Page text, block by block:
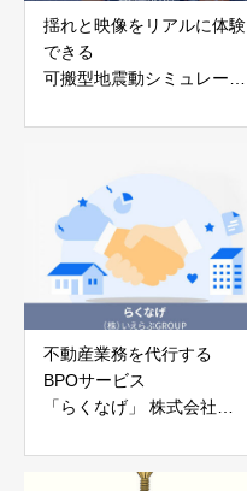
揺れと映像をリアルに体験
できる
可搬型地震動シミュレータ
白山工業株式会社
不動産業務を代行する
BPOサービス
「らくなげ」 株式会社い